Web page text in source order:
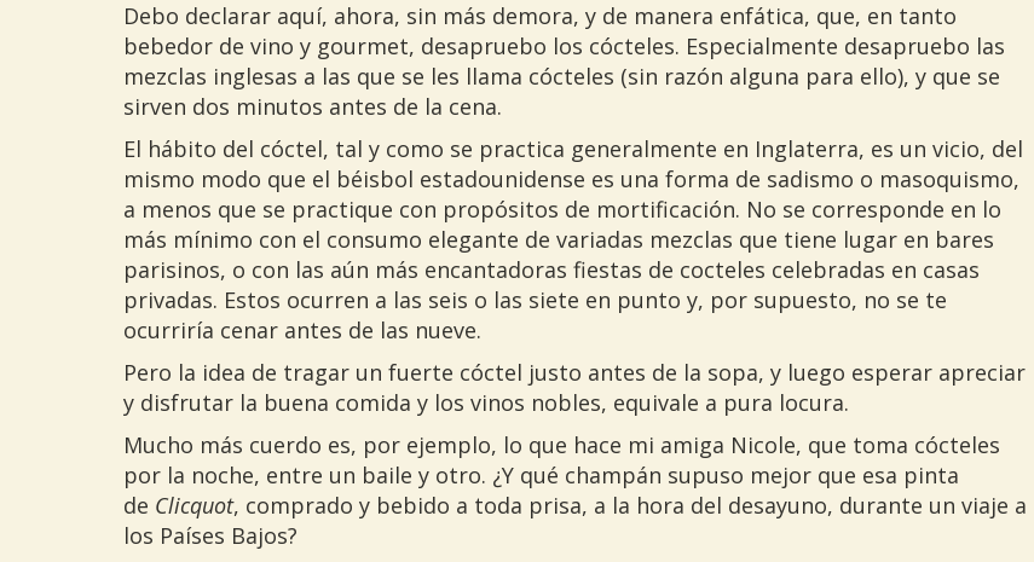
Debo declarar aquí, ahora, sin más demora, y de manera enfática, que, en tanto
bebedor de vino y gourmet, desapruebo los cócteles. Especialmente desapruebo las
mezclas inglesas a las que se les llama cócteles (sin razón alguna para ello), y que se
sirven dos minutos antes de la cena.
El hábito del cóctel, tal y como se practica generalmente en Inglaterra, es un vicio, del
mismo modo que el béisbol estadounidense es una forma de sadismo o masoquismo,
a menos que se practique con propósitos de mortificación. No se corresponde en lo
más mínimo con el consumo elegante de variadas mezclas que tiene lugar en bares
parisinos, o con las aún más encantadoras fiestas de cocteles celebradas en casas
privadas. Estos ocurren a las seis o las siete en punto y, por supuesto, no se te
ocurriría cenar antes de las nueve.
Pero la idea de tragar un fuerte cóctel justo antes de la sopa, y luego esperar apreciar
y disfrutar la buena comida y los vinos nobles, equivale a pura locura.
Mucho más cuerdo es, por ejemplo, lo que hace mi amiga Nicole, que toma cócteles
por la noche, entre un baile y otro. ¿Y qué champán supuso mejor que esa pinta
de Clicquot, comprado y bebido a toda prisa, a la hora del desayuno, durante un viaje a
los Países Bajos?